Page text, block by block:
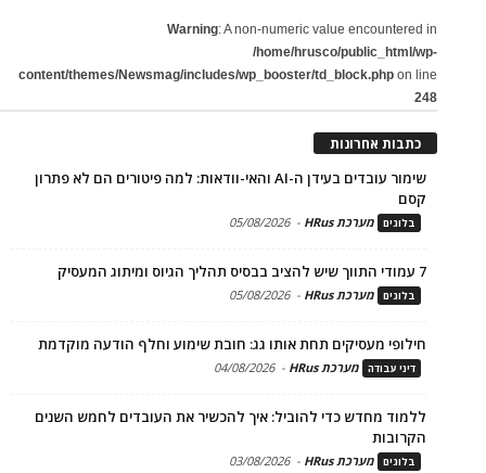
Warning: A non-numeric value encountered in
/home/hrusco/public_html/wp-
content/themes/Newsmag/includes/wp_booster/td_block.php on line
248
כתבות אחרונות
שימור עובדים בעידן ה-AI והאי-וודאות: למה פיטורים הם לא פתרון
קסם
בלוגים מערכת HRus -
05/08/2026
7 עמודי התווך שיש להציב בבסיס תהליך הגיוס ומיתוג המעסיק
בלוגים מערכת HRus -
05/08/2026
חילופי מעסיקים תחת אותו גג: חובת שימוע וחלף הודעה מוקדמת
דיני עבודה מערכת HRus -
04/08/2026
ללמוד מחדש כדי להוביל: איך להכשיר את העובדים לחמש השנים
הקרובות
בלוגים מערכת HRus -
03/08/2026